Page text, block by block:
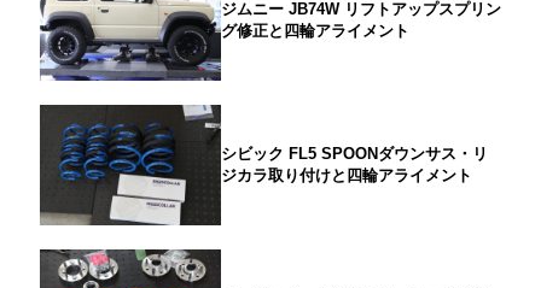
ジムニー JB74W リフトアップスプリン
グ修正と四輪アライメント
シビック FL5 SPOONダウンサス・リ
ジカラ取り付けと四輪アライメント